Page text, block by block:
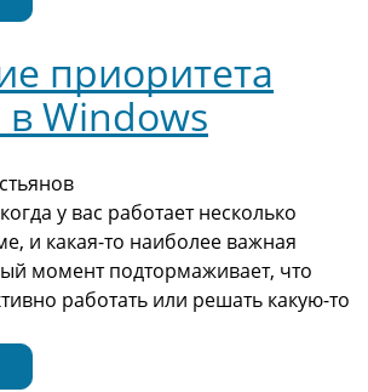
приоритета
в Windows
у вас работает несколько
и какая-то наиболее важная
момент подтормаживает, что
работать или решать какую-то